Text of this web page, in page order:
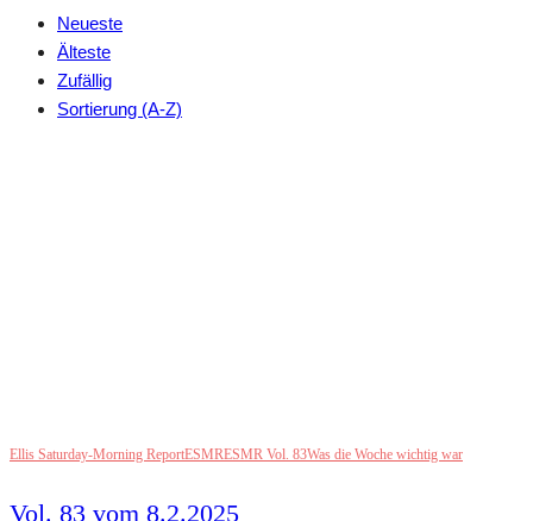
Neueste
Älteste
Zufällig
Sortierung (A-Z)
Ellis Saturday-Morning ReportESMRESMR Vol. 83Was die Woche wichtig war
Vol. 83 vom 8.2.2025